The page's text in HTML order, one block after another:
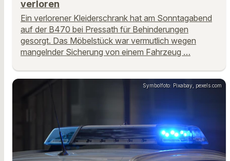
verloren
Ein verlorener Kleiderschrank hat am Sonntagabend
auf der B470 bei Pressath für Behinderungen
gesorgt. Das Möbelstück war vermutlich wegen
mangelnder Sicherung von einem Fahrzeug …
Symbolfoto: Pixabay, pexels.com